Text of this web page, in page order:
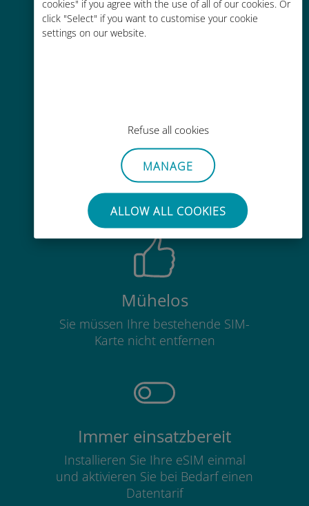
cookies" if you agree with the use of all of our cookies. Or
click "Select" if you want to customise your cookie
settings on our website.
Refuse all cookies
MANAGE
ALLOW ALL COOKIES
Kostengünstig
Bis zu 90 % günstiger als Roaming-
Einfaches Aufladen
Überall über die Ubigi-App, auch
ohne WLAN oder Datenguthaben
Mühelos
Sie müssen Ihre bestehende SIM-
Karte nicht entfernen
Immer einsatzbereit
Installieren Sie Ihre eSIM einmal
und aktivieren Sie bei Bedarf einen
Datentarif